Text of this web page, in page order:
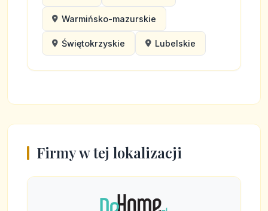
Warmińsko-mazurskie
Świętokrzyskie Lubelskie
Firmy w tej lokalizacji